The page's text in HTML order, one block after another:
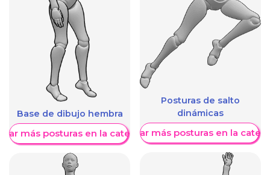
Base de dibujo hembra
más posturas en la categoría
Posturas de salto
dinámicas
Mostrar más posturas en la